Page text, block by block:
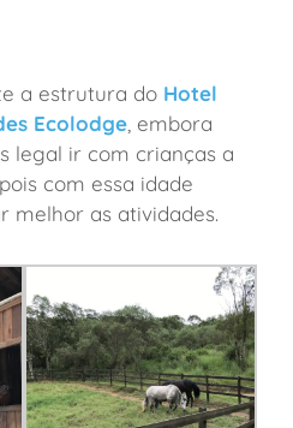
a estrutura do Hotel
Ecolodge, embora
legal ir com crianças a
com essa idade
melhor as atividades.